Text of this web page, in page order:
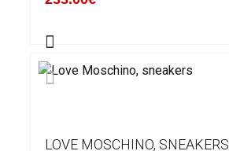
LOVE MOSCHINO, SNEAKERS